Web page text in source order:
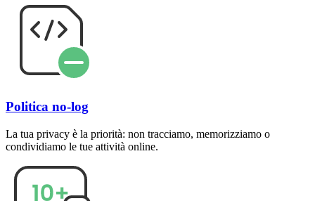
Politica no-log
La tua privacy è la priorità: non tracciamo, memorizziamo o
condividiamo le tue attività online.